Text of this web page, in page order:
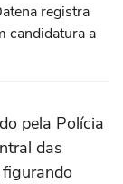
registra
candidatura a
pela Polícia
das